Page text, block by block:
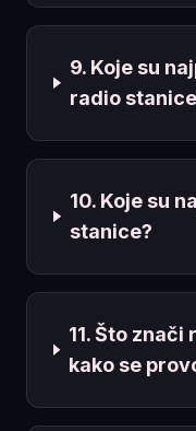
9. Koje su
radio
10. Koje su
stanice?
11. Što
kako se